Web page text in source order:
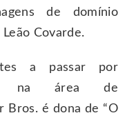
de domínio
Covarde.
a passar por
na área de
Bros. é dona de “O